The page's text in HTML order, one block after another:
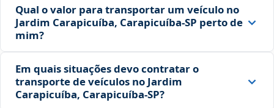
Qual o valor para transportar um veículo no
Jardim Carapicuíba, Carapicuíba‑SP perto de
mim?
Em quais situações devo contratar o
transporte de veículos no Jardim
Carapicuíba, Carapicuíba‑SP?